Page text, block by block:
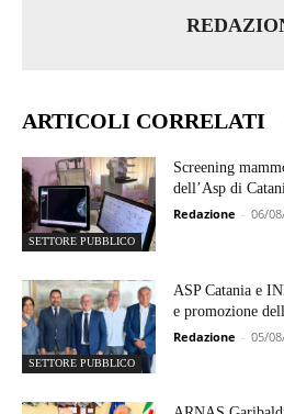
ARTICOLI CORRELATI
SETTORE PUBBLICO
Screening
dell’Asp di
Redazione - 06/
SETTORE PUBBLICO
ASP Catania e
e promozione
Redazione - 05/